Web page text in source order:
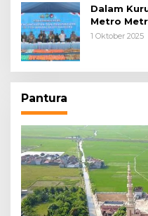
Dalam
Metro
1 Oktober 2025
Pantura